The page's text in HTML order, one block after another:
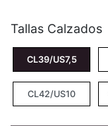
Tallas Calzados
CL39/US7,5
CL42/US10